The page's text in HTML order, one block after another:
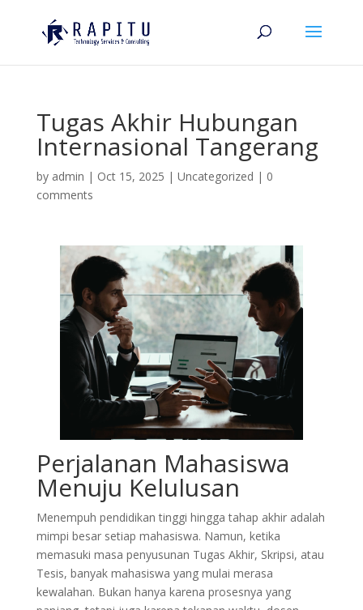
Tugas Akhir Hubungan
Internasional Tangerang
by admin | Oct 15, 2025 | Uncategorized | 0
comments
Perjalanan Mahasiswa
Menuju Kelulusan
Menempuh pendidikan tinggi hingga tahap akhir adalah
mimpi besar setiap mahasiswa. Namun, ketika
memasuki masa penyusunan Tugas Akhir, Skripsi, atau
Tesis, banyak mahasiswa yang mulai merasa
kewalahan. Bukan hanya karena prosesnya yang